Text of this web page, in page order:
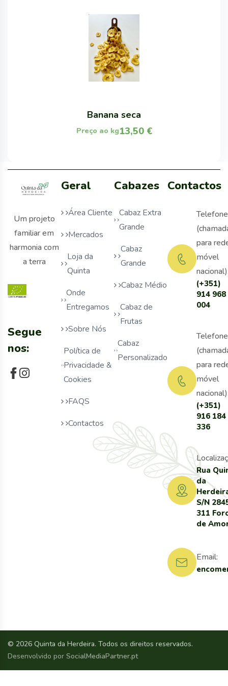
Banana seca
13,50 €
Preço ao kg
Um projeto
familiar em
harmonia com
a terra
Segue
nos:
Geral
Área Cliente
Mercados
Loja da
Quinta
Onde
Entregamos
Sobre Nós
Política de
Privacidade &
Cookies
FAQS
Contactos
Cabazes
Cabaz Extra
Grande
Cabaz
Grande
Cabaz Médio
Cabaz de
Frutas
Cabaz
Personalizado
Contactos
(+351)
914 968
004
Telefone
para
móvel
(+351)
916 184
336
Telefone
para
móvel
Rua
da
S/N
311
de
Email:
© 2026 Quinta da Herdeira. Todos os direitos reservados.
Desenvolvido por SocialMediaPartner.pt